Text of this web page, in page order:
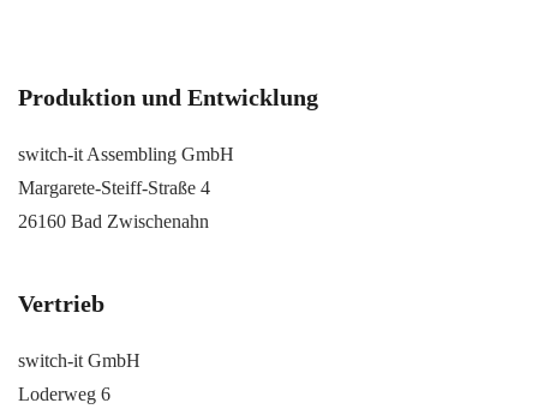
Produktion und Entwicklung
switch-it Assembling GmbH
Margarete-Steiff-Straße 4
26160 Bad Zwischenahn
Vertrieb
switch-it GmbH
Loderweg 6